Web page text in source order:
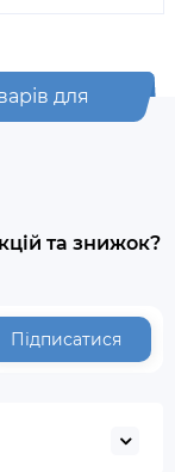
для
та знижок?
Підписатися